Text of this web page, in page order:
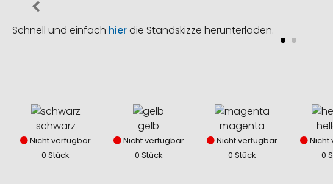
Schnell und einfach hierdie Standskizze herunterladen.
schwarz
Nicht verfügbar
0 Stück
gelb
Nicht verfügbar
0 Stück
magenta
Nicht verfügbar
0 Stück
Nicht
0